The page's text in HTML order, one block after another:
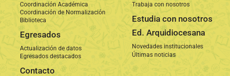
Coordinación Académica
Coordinación de Normalización
Biblioteca
Egresados
Actualización de datos
Egresados destacados
Contacto
Trabaja con nosotros
Estudia con nosotros
Ed. Arquidiocesana
Novedades institucionales
Últimas noticias